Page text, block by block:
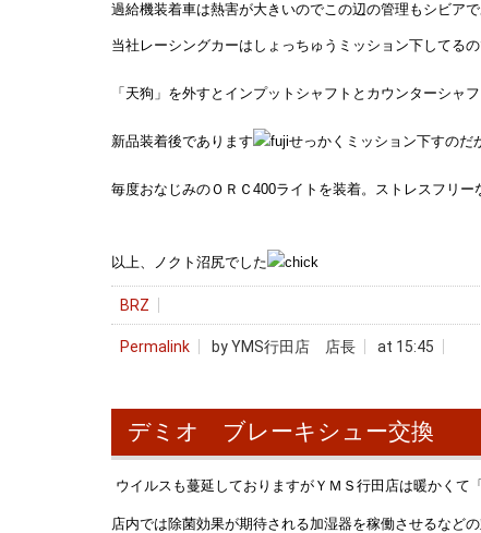
過給機装着車は熱害が大きいのでこの辺の管理もシビア
当社レーシングカーはしょっちゅうミッション下してる
「天狗」を外すとインプットシャフトとカウンターシャ
新品装着後であります せっかくミッション下すのだ
毎度おなじみのＯＲＣ400ライトを装着。ストレスフリ
以上、ノクト沼尻でした
BRZ
Permalink by YMS行田店 店長 at 15:45
デミオ ブレーキシュー交換
ウイルスも蔓延しておりますがＹＭＳ行田店は暖かくて
店内では除菌効果が期待される加湿器を稼働させるなど